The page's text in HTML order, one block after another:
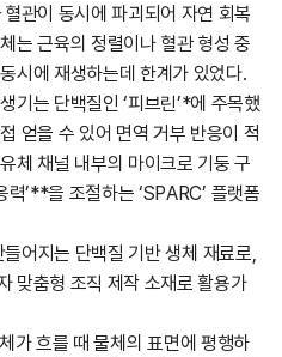
관이 동시에 파괴되어 자연 회복
는 근육의 정렬이나 혈관 형성 중
시에 재생하는데 한계가 있었다.
는 단백질인 ‘피브린’*에 주목했
얻을 수 있어 면역 거부 반응이 적
체 채널 내부의 마이크로 기둥 구
’**을 조절하는 ‘SPARC’ 플랫폼
어지는 단백질 기반 생체 재료로,
맞춤형 조직 제작 소재로 활용가
흐를 때 물체의 표면에 평행하